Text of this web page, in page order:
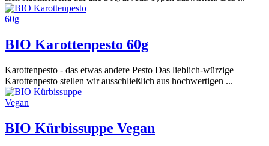
BIO Karottenpesto 60g
Karottenpesto - das etwas andere Pesto Das lieblich-würzige
Karottenpesto stellen wir ausschließlich aus hochwertigen ...
BIO Kürbissuppe Vegan